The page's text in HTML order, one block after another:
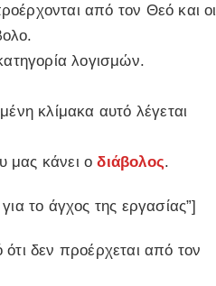
από τον Θεό και οι
λογισμών.
κλίμακα αυτό λέγεται
μας κάνει οδιάβολος.
το άγχος της εργασίας”]
δεν προέρχεται από τον